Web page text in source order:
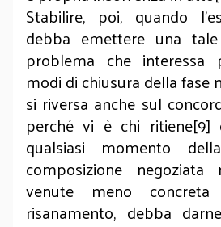
Stabilire, poi, quando
debba emettere una
problema che interessa
modi di chiusura della fase
si riversa anche sul
perché vi è chi ritiene[9]
qualsiasi momento
composizione
venute meno
risanamento, debba